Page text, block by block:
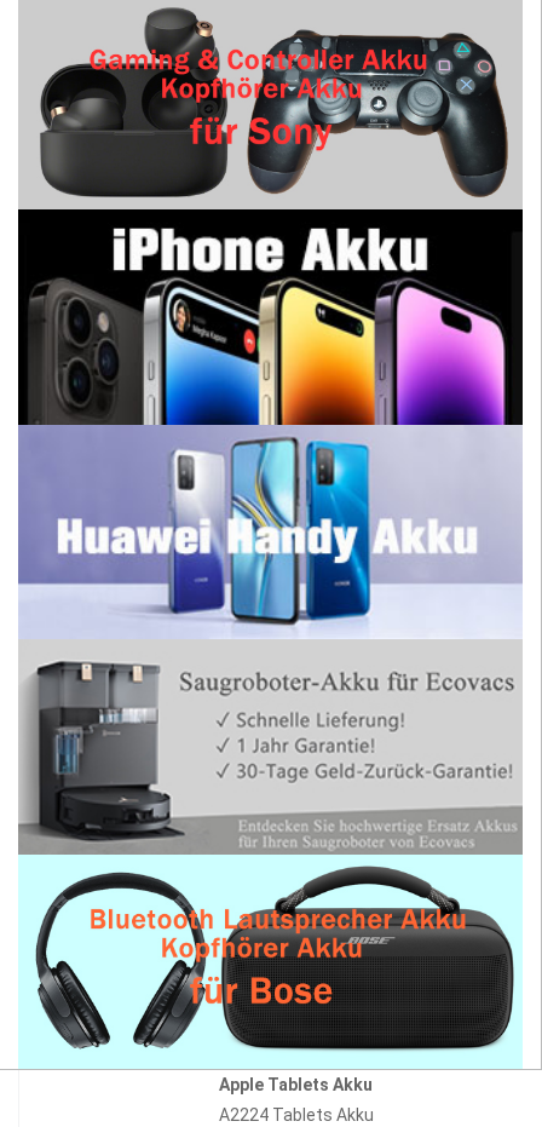
Apple Tablets Akku
A2224 Tablets Akku